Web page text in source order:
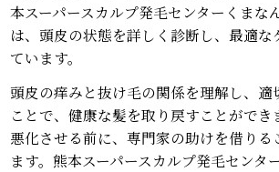
本スーパースカルプ発毛センターくまな
は、頭皮の状態を詳しく診断し、最適な
ています。
頭皮の痒みと抜け毛の関係を理解し、適
ことで、健康な髪を取り戻すことができ
悪化させる前に、専門家の助けを借りる
ます。熊本スーパースカルプ発毛センタ